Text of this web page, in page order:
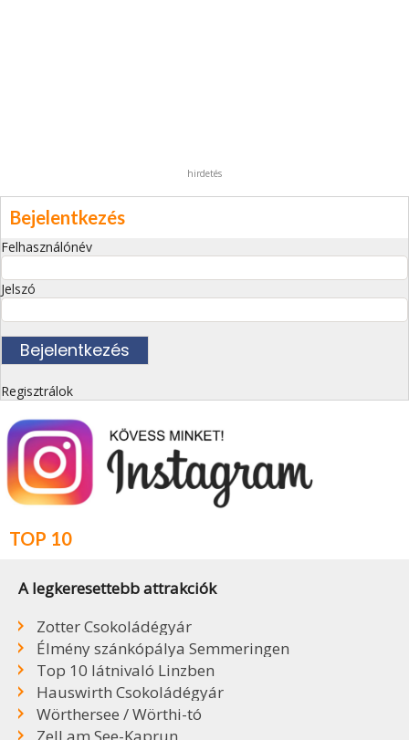
hirdetés
Bejelentkezés
Felhasználónév
Jelszó
Regisztrálok
TOP 10
A legkeresettebb attrakciók
Zotter Csokoládégyár
Élmény szánkópálya Semmeringen
Top 10 látnivaló Linzben
Hauswirth Csokoládégyár
Wörthersee / Wörthi-tó
Zell am See-Kaprun